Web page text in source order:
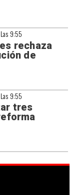
9:55
rechaza
de
9:55
tres